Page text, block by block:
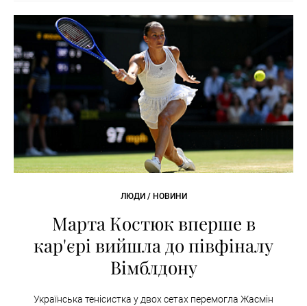
ЛЮДИ / НОВИНИ
Марта Костюк вперше в
кар'єрі вийшла до півфіналу
Вімблдону
Українська тенісистка у двох сетах перемогла Жасмін